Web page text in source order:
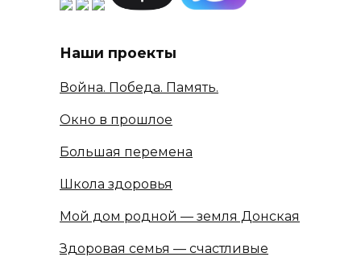
Наши проекты
Война. Победа. Память.
Окно в прошлое
Большая перемена
Школа здоровья
Мой дом родной — земля Донская
Здоровая семья — счастливые